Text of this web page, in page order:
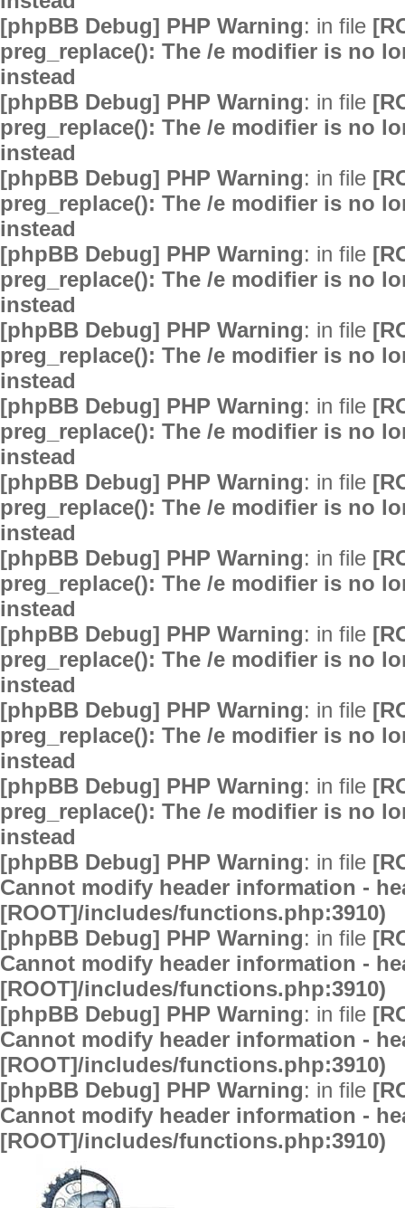
[phpBB Debug] PHP Warning: in file
preg_replace(): The /e modifier is no
instead
[phpBB Debug] PHP Warning: in file
preg_replace(): The /e modifier is no
instead
[phpBB Debug] PHP Warning: in file
preg_replace(): The /e modifier is no
instead
[phpBB Debug] PHP Warning: in file
preg_replace(): The /e modifier is no
instead
[phpBB Debug] PHP Warning: in file
preg_replace(): The /e modifier is no
instead
[phpBB Debug] PHP Warning: in file
preg_replace(): The /e modifier is no
instead
[phpBB Debug] PHP Warning: in file
preg_replace(): The /e modifier is no
instead
[phpBB Debug] PHP Warning: in file
preg_replace(): The /e modifier is no
instead
[phpBB Debug] PHP Warning: in file
preg_replace(): The /e modifier is no
instead
[phpBB Debug] PHP Warning: in file
preg_replace(): The /e modifier is no
instead
[phpBB Debug] PHP Warning: in file
preg_replace(): The /e modifier is no
instead
[phpBB Debug] PHP Warning: in file
Cannot modify header information -
[ROOT]/includes/functions.php:3910)
[phpBB Debug] PHP Warning: in file
Cannot modify header information -
[ROOT]/includes/functions.php:3910)
[phpBB Debug] PHP Warning: in file
Cannot modify header information -
[ROOT]/includes/functions.php:3910)
[phpBB Debug] PHP Warning: in file
Cannot modify header information -
[ROOT]/includes/functions.php:3910)